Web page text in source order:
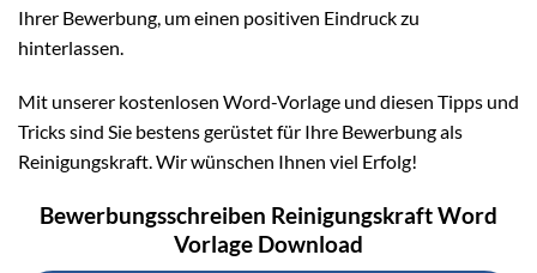
Ihrer Bewerbung, um einen positiven Eindruck zu
hinterlassen.
Mit unserer kostenlosen Word-Vorlage und diesen Tipps und
Tricks sind Sie bestens gerüstet für Ihre Bewerbung als
Reinigungskraft. Wir wünschen Ihnen viel Erfolg!
Bewerbungsschreiben Reinigungskraft Word
Vorlage Download